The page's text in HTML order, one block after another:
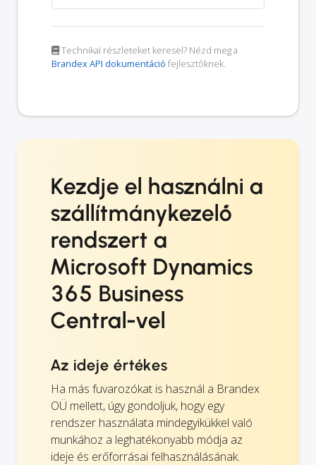
Technikai részleteket keresel? Nézd meg a
Brandex API dokumentáció fejlesztőknek.
Kezdje el használni a
szállítmánykezelő
rendszert a
Microsoft Dynamics
365 Business
Central-vel
Az ideje értékes
Ha más fuvarozókat is használ a Brandex
OÜ mellett, úgy gondoljuk, hogy egy
rendszer használata mindegyikükkel való
munkához a leghatékonyabb módja az
ideje és erőforrásai felhasználásának.